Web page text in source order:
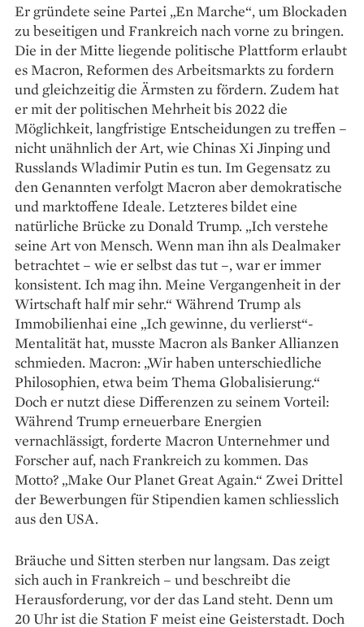
Er gründete seine Partei „En Mar­che“, um Blockaden
zu ­beseitigen und Frankreich nach vorne zu bringen.
Die in der Mitte liegende politische Plattform erlaubt
es Macron, Reformen des Arbeitsmarkts zu fordern
und gleichzeitig die Ärmsten zu fördern. Zudem hat
er mit der politischen Mehrheit bis 2022 die
Möglichkeit, langfristige Entscheidungen zu treffen –
nicht unähnlich der Art, wie Chinas Xi Jinping und
Russlands Wladimir Putin es tun. Im Gegensatz zu
den Genannten verfolgt Macron aber demokratische
und marktoffene Ideale. Letzteres bildet eine
natürliche Brücke zu Donald Trump. „Ich verstehe
seine Art von Mensch. Wenn man ihn als Dealmaker
betrachtet – wie er selbst das tut –, war er immer
konsistent. Ich mag ihn. Meine Vergangenheit in der
Wirtschaft half mir sehr.“ Während Trump als
Immobilienhai eine „Ich gewinne, du verlierst“-
Mentalität hat, musste Macron als Banker Allianzen
schmieden. Macron: „Wir haben unterschiedliche
Philosophien, etwa beim Thema Globalisierung.“
Doch er nutzt diese Differenzen zu seinem Vorteil:
Während Trump erneuerbare Energien
vernachlässigt, forderte Macron Unternehmer und
Forscher auf, nach Frankreich zu kommen. Das
Motto? „Make Our Planet Great Again.“ Zwei Drittel
der Bewerbungen für Stipendien kamen schliesslich
aus den USA.
Bräuche und Sitten sterben nur langsam. Das zeigt
sich auch in Frankreich – und beschreibt die
Herausforderung, vor der das Land steht. Denn um
20 Uhr ist die Station F meist eine Geisterstadt. Doch